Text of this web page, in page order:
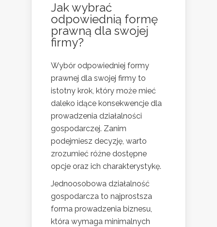
Jak wybrać
odpowiednią formę
prawną dla swojej
firmy?
Wybór odpowiedniej formy
prawnej dla swojej firmy to
istotny krok, który może mieć
daleko idące konsekwencje dla
prowadzenia działalności
gospodarczej. Zanim
podejmiesz decyzję, warto
zrozumieć różne dostępne
opcje oraz ich charakterystykę.
Jednoosobowa działalność
gospodarcza to najprostsza
forma prowadzenia biznesu,
która wymaga minimalnych